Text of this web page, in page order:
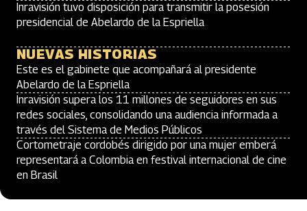
Inravisión tuvo disposición para transmitir la posesión
presidencial de Abelardo de la Espriella
NUEVAS HISTORIAS
Este es el gabinete que acompañará al presidente
Abelardo de la Espriella
Inravisión supera los 11 millones de seguidores en sus
redes sociales, consolidando una audiencia informada a
través del Sistema de Medios Públicos
Cortometraje cordobés dirigido por una mujer emberá
representará a Colombia en festival internacional de cine
en Brasil